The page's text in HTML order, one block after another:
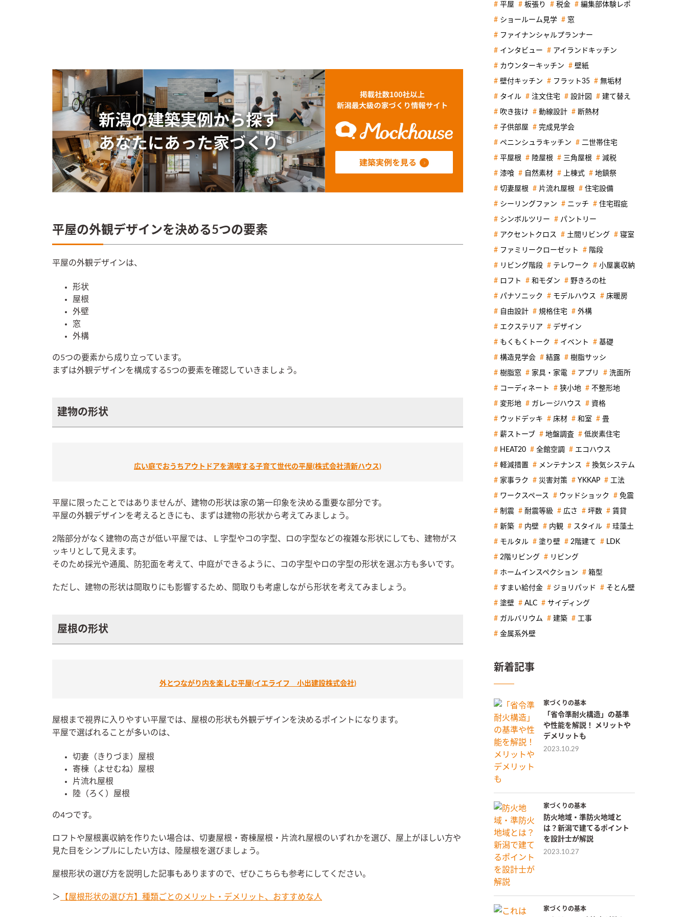
平屋の外観デザインを決める5つの要素
平屋の外観デザインは、
形状
屋根
外壁
窓
外構
の5つの要素から成り立っています。
まずは外観デザインを構成する5つの要素を確認していきましょう。
建物の形状
広い庭でおうちアウトドアを満喫する子育て世代の平屋(株式会社清新ハウス)
平屋に限ったことではありませんが、建物の形状は家の第一印象を決める重要な部分です。
平屋の外観デザインを考えるときにも、まずは建物の形状から考えてみましょう。
2階部分がなく建物の高さが低い平屋では、Ｌ字型やコの字型、ロの字型などの複雑な形状にしても、建物がス
ッキリとして見えます。
そのため採光や通風、防犯面を考えて、中庭ができるように、コの字型やロの字型の形状を選ぶ方も多いです。
ただし、建物の形状は間取りにも影響するため、間取りも考慮しながら形状を考えてみましょう。
屋根の形状
外とつながり内を楽しむ平屋(イエライフ 小出建設株式会社)
屋根まで視界に入りやすい平屋では、屋根の形状も外観デザインを決めるポイントになります。
平屋で選ばれることが多いのは、
切妻（きりづま）屋根
寄棟（よせむね）屋根
片流れ屋根
陸（ろく）屋根
の4つです。
ロフトや屋根裏収納を作りたい場合は、切妻屋根・寄棟屋根・片流れ屋根のいずれかを選び、屋上がほしい方や
見た目をシンプルにしたい方は、陸屋根を選びましょう。
屋根形状の選び方を説明した記事もありますので、ぜひこちらも参考にしてください。
＞ 【屋根形状の選び方】種類ごとのメリット・デメリット、おすすめな人
平屋 板張り 税金 編集部体験レポ
ショールーム見学 窓
ファイナンシャルプランナー
インタビュー アイランドキッチン
カウンターキッチン 壁紙
壁付キッチン フラット35 無垢材
タイル 注文住宅 設計図 建て替え
吹き抜け 動線設計 断熱材
子供部屋 完成見学会
ペニンシュラキッチン 二世帯住宅
平屋根 陸屋根 三角屋根 減税
漆喰 自然素材 上棟式 地鎮祭
切妻屋根 片流れ屋根 住宅設備
シーリングファン ニッチ 住宅瑕疵
シンボルツリー パントリー
アクセントクロス 土間リビング 寝室
ファミリークローゼット 階段
リビング階段 テレワーク 小屋裏収納
ロフト 和モダン 野きろの杜
パナソニック モデルハウス 床暖房
自由設計 規格住宅 外構
エクステリア デザイン
もくもくトーク イベント 基礎
構造見学会 結露 樹脂サッシ
樹脂窓 家具・家電 アプリ 洗面所
コーディネート 狭小地 不整形地
変形地 ガレージハウス 資格
ウッドデッキ 床材 和室 畳
薪ストーブ 地盤調査 低炭素住宅
HEAT20 全館空調 エコハウス
軽減措置 メンテナンス 換気システム
家事ラク 災害対策 YKKAP 工法
ワークスペース ウッドショック 免震
制震 耐震等級 広さ 坪数 賃貸
新築 内壁 内観 スタイル 珪藻土
モルタル 塗り壁 2階建て LDK
2階リビング リビング
ホームインスペクション 箱型
すまい給付金 ジョリパッド そとん壁
塗壁 ALC サイディング
ガルバリウム 建築 工事
金属系外壁
新着記事
家づくりの基本
「省令準耐火構造」の基準
や性能を解説！ メリットや
デメリットも
2023.10.29
家づくりの基本
防火地域・準防火地域と
は？新潟で建てるポイント
を設計士が解説
2023.10.27
家づくりの基本